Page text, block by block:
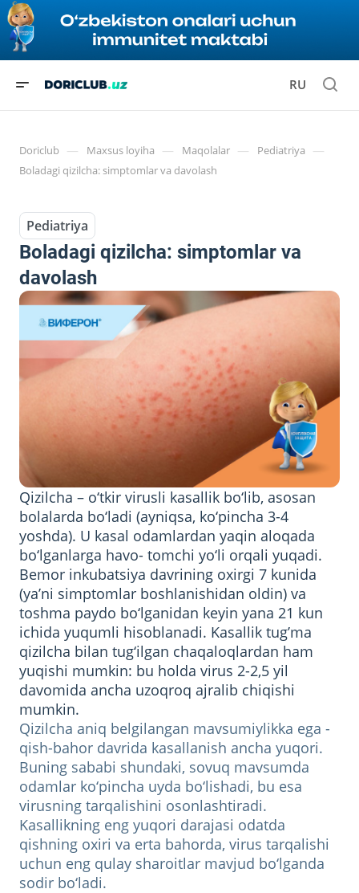
RU
Doriclub — Maxsus loyiha — Maqolalar — Pediatriya —
Boladagi qizilcha: simptomlar va davolash
Pediatriya
Boladagi qizilcha: simptomlar va
davolash
Qizilcha – o‘tkir virusli kasallik bo‘lib, asosan
bolalarda bo‘ladi (ayniqsa, ko‘pincha 3-4
yoshda). U kasal odamlardan yaqin aloqada
bo‘lganlarga havo- tomchi yo‘li orqali yuqadi.
Bemor inkubatsiya davrining oxirgi 7 kunida
(ya’ni simptomlar boshlanishidan oldin) va
toshma paydo bo‘lganidan keyin yana 21 kun
ichida yuqumli hisoblanadi. Kasallik tug’ma
qizilcha bilan tug‘ilgan chaqaloqlardan ham
yuqishi mumkin: bu holda virus 2-2,5 yil
davomida ancha uzoqroq ajralib chiqishi
mumkin.
Qizilcha aniq belgilangan mavsumiylikka ega -
qish-bahor davrida kasallanish ancha yuqori.
Buning sababi shundaki, sovuq mavsumda
odamlar ko‘pincha uyda bo‘lishadi, bu esa
virusning tarqalishini osonlashtiradi.
Kasallikning eng yuqori darajasi odatda
qishning oxiri va erta bahorda, virus tarqalishi
uchun eng qulay sharoitlar mavjud bo‘lganda
sodir bo‘ladi.